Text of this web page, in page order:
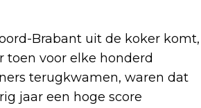
Brabant uit de koker komt,
toen voor elke honderd
terugkwamen, waren dat
jaar een hoge score